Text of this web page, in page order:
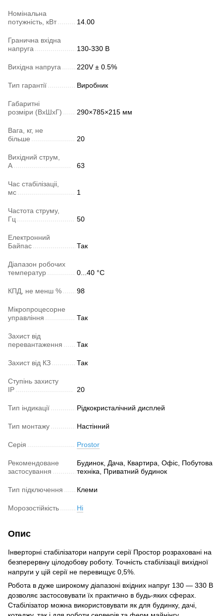
Номінальна
потужність, кВт
14.00
Гранична вхідна
напруга
130-330 В
Вихідна напруга 220V ± 0.5%
Тип гарантії Виробник
Габаритні
розміри (ВхШхГ)
290×785×215 мм
Вага, кг, не
більше
20
Вихідний струм,
А
63
Час стабілізаціі,
мс
1
Частота струму,
Гц
50
Електронний
Байпас
Так
Діапазон робочих
температур
0...40 °C
КПД, не менш % 98
Мікропроцесорне
управління
Так
Захист від
перевантаження
Так
Захист від КЗ Так
Ступінь захисту
IP
20
Тип індикації Рідкокристалічний дисплей
Тип монтажу Настінний
Серія Prostor
Рекомендоване
застосування
Будинок, Дача, Квартира, Офіс, Побутова
техніка, Приватний будинок
Тип підключення Клеми
Морозостійкість Ні
Опис
Інверторні стабілізатори напруги серії Простор розраховані на
безперервну цілодобову роботу. Точність стабілізації вихідної
напруги у цій серії не перевищує 0,5%.
Робота в дуже широкому діапазоні вхідних напруг 130 — 330 В
дозволяє застосовувати їх практично в будь-яких сферах.
Стабілізатор можна використовувати як для будинку, дачі,